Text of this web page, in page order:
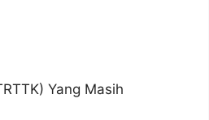
Yang Masih